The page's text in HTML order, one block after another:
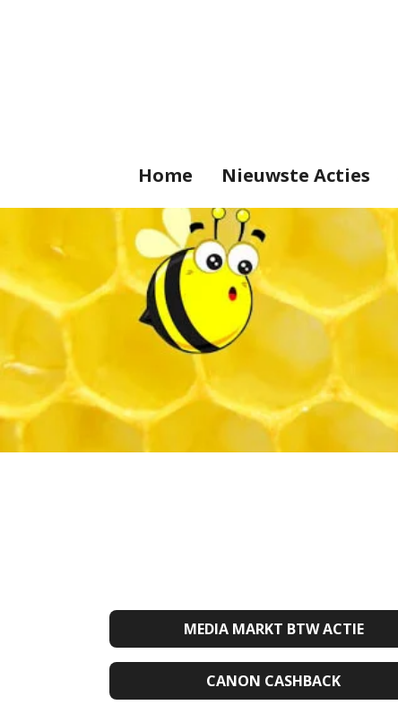
Home Nieuwste Acties
MEDIA MARKT BTW ACTIE
CANON CASHBACK